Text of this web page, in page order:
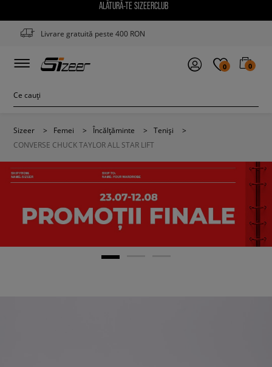
ALĂTURĂ-TE SIZEERCLUB
Livrare gratuită peste 400 RON
0 0
Sizeer > Femei > Încălțăminte > Teniși
>
CONVERSE CHUCK TAYLOR ALL STAR LIFT